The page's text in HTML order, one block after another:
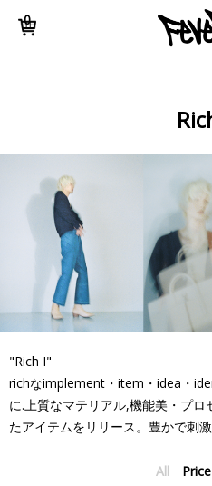
0
"Rich I"
richなimplement・item・idea・
に.上質なマテリアル,機能美・プ
たアイテムをリリース。豊かで刺
All Price